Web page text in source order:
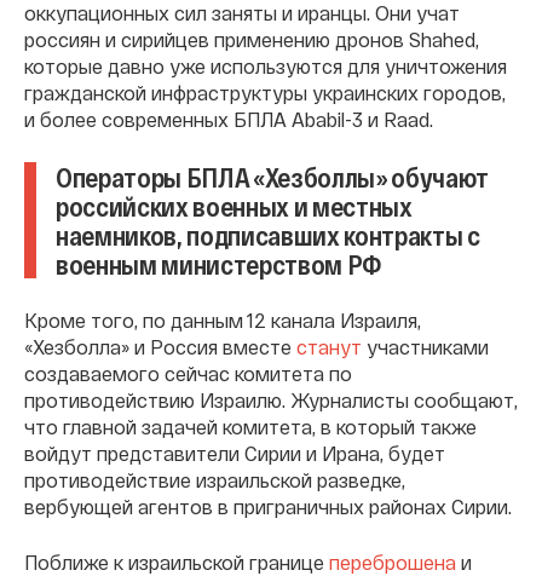
оккупационных сил заняты и иранцы. Они учат
россиян и сирийцев применению дронов Shahed,
которые давно уже используются для уничтожения
гражданской инфраструктуры украинских городов,
и более современных БПЛА Ababil-3 и Raad.
Операторы БПЛА «Хезболлы» обучают
российских военных и местных
наемников, подписавших контракты с
военным министерством РФ
Кроме того, по данным 12 канала Израиля,
«Хезболла» и Россия вместе станут участниками
создаваемого сейчас комитета по
противодействию Израилю. Журналисты сообщают,
что главной задачей комитета, в который также
войдут представители Сирии и Ирана, будет
противодействие израильской разведке,
вербующей агентов в приграничных районах Сирии.
Поближе к израильской границе переброшена и